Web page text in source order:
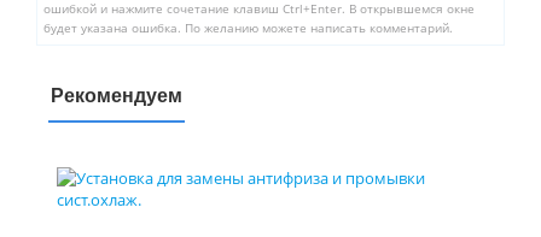
ошибкой и нажмите сочетание клавиш Ctrl+Enter. В открывшемся окне
будет указана ошибка. По желанию можете написать комментарий.
Рекомендуем